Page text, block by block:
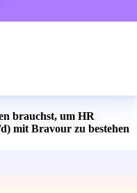
brauchst, um HR
mit Bravour zu bestehen